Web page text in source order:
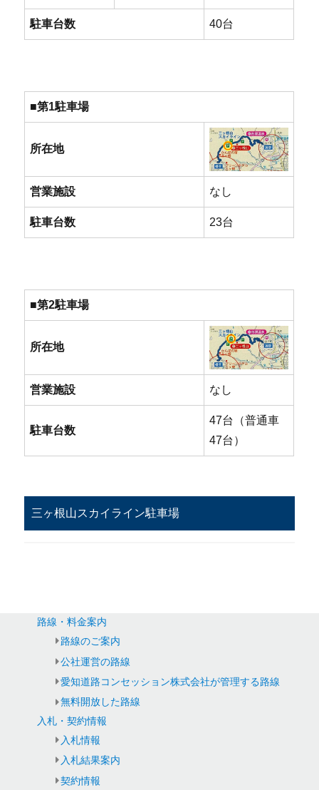
駐車台数 40台
■第1駐車場
所在地
営業施設 なし
駐車台数 23台
■第2駐車場
所在地
営業施設 なし
駐車台数
47台（普通車
47台）
三ヶ根山スカイライン駐車場
路線・料金案内
路線のご案内
公社運営の路線
愛知道路コンセッション株式会社が管理する路線
無料開放した路線
入札・契約情報
入札情報
入札結果案内
契約情報